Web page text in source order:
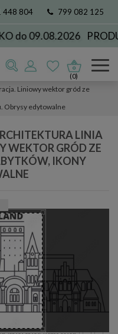
448 804 799 082 125
do 09.08.2026
(0)
Liniowy wektor gród ze
Obrysy edytowalne
LINIA
WEKTOR GRÓD ZE
IKONY